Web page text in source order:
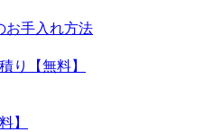
お手入れ方法
り【無料】
】